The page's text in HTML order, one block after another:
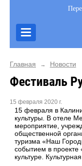
Главная → Новости
Фестиваль
15 февраля 2020 г.
15 февраля в
культуры. В отеле
мероприятие,
общественной
туризма «Наш
событием в проекте
культуре.